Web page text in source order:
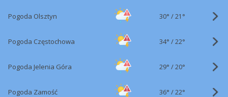
Pogoda Olsztyn 30° /21°
Pogoda Częstochowa 34° /22°
Pogoda Jelenia Góra 29° /20°
Pogoda Zamość 36° /22°